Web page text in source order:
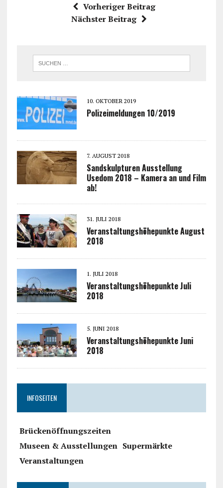
Vorheriger Beitrag
Nächster Beitrag
10. OKTOBER 2019
Polizeimeldungen 10/2019
7. AUGUST 2018
Sandskulpturen Ausstellung
Usedom 2018 – Kamera an und Film
ab!
31. JULI 2018
Veranstaltungshöhepunkte August
2018
1. JULI 2018
Veranstaltungshöhepunkte Juli
2018
5. JUNI 2018
Veranstaltungshöhepunkte Juni
2018
INFOSEITEN
Brückenöffnungszeiten
Museen & Ausstellungen Supermärkte
Veranstaltungen